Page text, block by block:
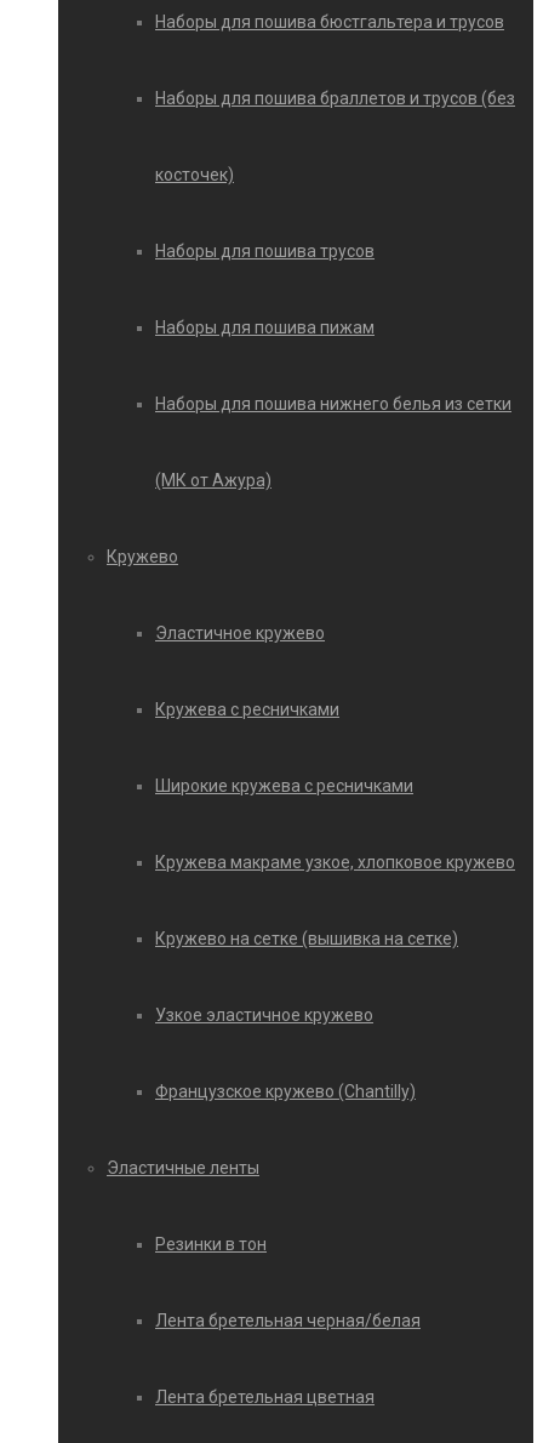
Наборы для пошива бюстгальтера и трусов
Наборы для пошива браллетов и трусов (без
косточек)
Наборы для пошива трусов
Наборы для пошива пижам
Наборы для пошива нижнего белья из сетки
(МК от Ажура)
Кружево
Эластичное кружево
Кружева с ресничками
Широкие кружева с ресничками
Кружева макраме узкое, хлопковое кружево
Кружево на сетке (вышивка на сетке)
Узкое эластичное кружево
Французское кружево (Chantilly)
Эластичные ленты
Резинки в тон
Лента бретельная черная/белая
Лента бретельная цветная